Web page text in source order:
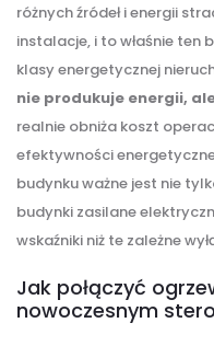
różnych źródeł i energii
instalacje, i to właśnie ten
klasy energetycznej
nie produkuje energii,
realnie obniża koszt
efektywności
budynku ważne jest nie
budynki zasilane
wskaźniki niż te zależne
Jak połączyć
nowoczesnym